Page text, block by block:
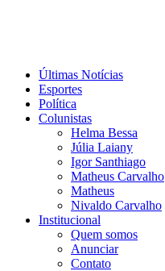
Últimas Notícias
Esportes
Política
Colunistas
Helma Bessa
Júlia Laiany
Igor Santhiago
Matheus Carvalho
Matheus
Nivaldo Carvalho
Institucional
Quem somos
Anunciar
Contato